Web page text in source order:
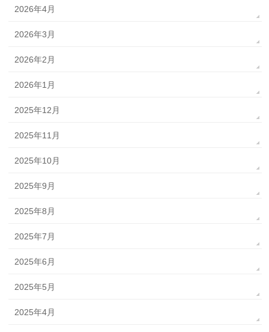
2026年4月
2026年3月
2026年2月
2026年1月
2025年12月
2025年11月
2025年10月
2025年9月
2025年8月
2025年7月
2025年6月
2025年5月
2025年4月